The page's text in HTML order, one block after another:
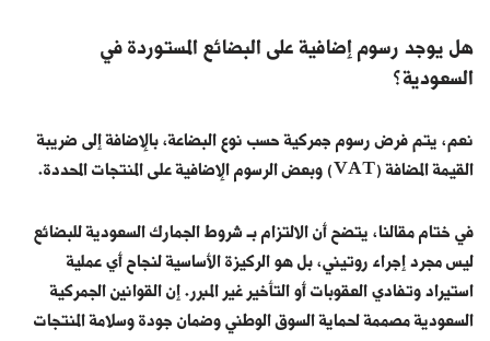
هل يوجد رسوم إضافية على البضائع المستوردة في
السعودية؟
نعم، يتم فرض رسوم جمركية حسب نوع البضاعة، بالإضافة إلى ضريبة
القيمة المضافة (VAT) وبعض الرسوم الإضافية على المنتجات المحددة.
في ختام مقالنا، يتضح أن الالتزام بـشروط الجمارك السعودية للبضائع
ليس مجرد إجراء روتيني، بل هو الركيزة الأساسية لنجاح أي عملية
استيراد وتفادي العقوبات أو التأخير غير المبرر. إن القوانين الجمركية
السعودية مصممة لحماية السوق الوطني وضمان جودة وسلامة المنتجات